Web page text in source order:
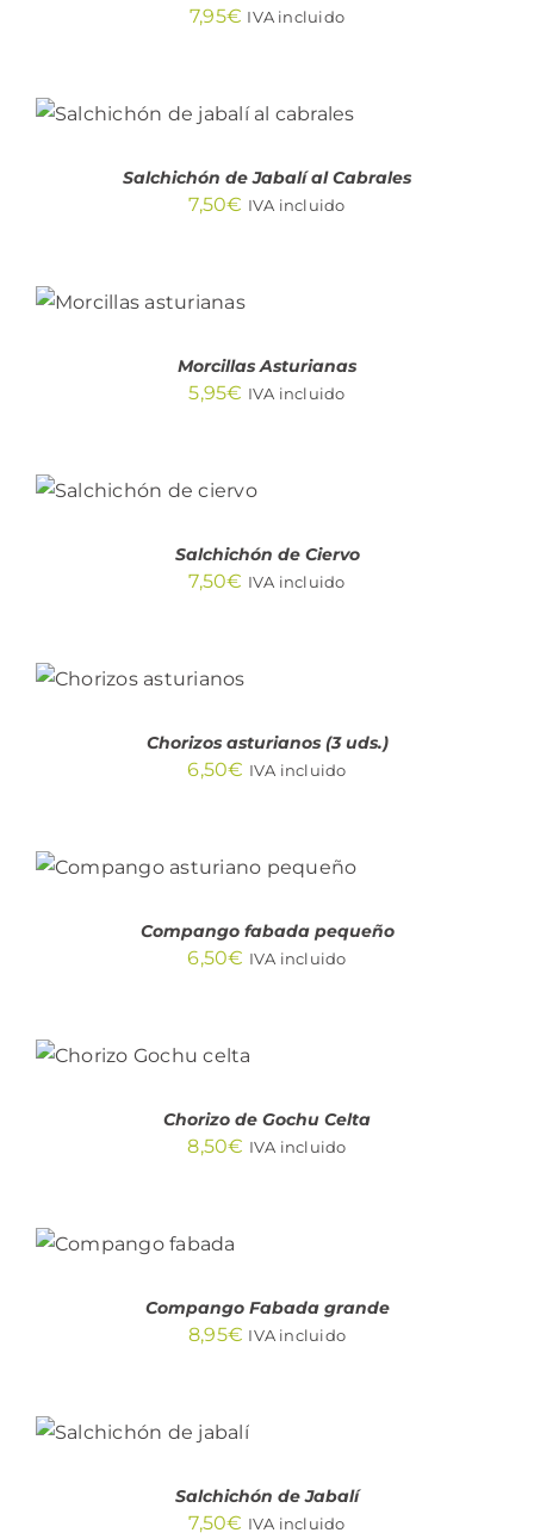
7,95€ IVA incluido
AÑADIR AL CARRITO
/
Salchichón de Jabalí al Cabrales
7,50€ IVA incluido
CARRITO
/
Morcillas Asturianas
5,95€ IVA incluido
CARRITO
/
Salchichón de Ciervo
7,50€ IVA incluido
CARRITO
/
Chorizos asturianos (3 uds.)
6,50€ IVA incluido
AÑADIR AL CARRITO
/
DETALLES
Compango fabada pequeño
6,50€ IVA incluido
CARRITO
/
Chorizo de Gochu Celta
8,50€ IVA incluido
CARRITO
Compango Fabada grande
8,95€ IVA incluido
CARRITO
/
Salchichón de Jabalí
7,50€ IVA incluido